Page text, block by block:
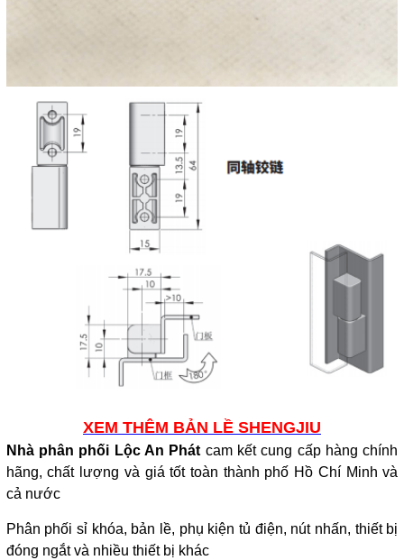
XEM THÊM BẢN LỀ SHENGJIU
Nhà phân phối Lộc An Phát cam kết cung cấp hàng chính
hãng, chất lượng và giá tốt toàn thành phố Hồ Chí Minh và
cả nước
Phân phối sỉ khóa, bản lề, phụ kiện tủ điện, nút nhấn, thiết bị
đóng ngắt và nhiều thiết bị khác